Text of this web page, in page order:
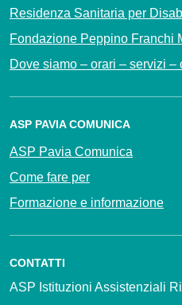
Residenza Sanitaria per
Fondazione Peppino Franchi
Dove siamo – orari – servizi –
ASP PAVIA COMUNICA
ASP Pavia Comunica
Come fare per
Formazione e informazione
CONTATTI
ASP Istituzioni Assistenziali